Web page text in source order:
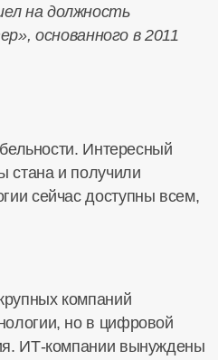
на должность
основанного в 2011
Интересный
стана и получили
сейчас доступны всем,
компаний
но в цифровой
ИТ-компании вынуждены